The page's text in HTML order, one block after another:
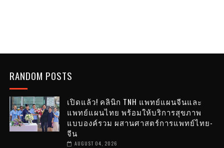
RANDOM POSTS
เปิดแล้ว! คลินิก TNH แพทย์แผนจีนและ
แพทย์แผนไทย พร้อมให้บริการสุขภาพ
แบบองค์รวม ผสานศาสตร์การแพทย์ไทย-
จีน
AUGUST 04, 2026